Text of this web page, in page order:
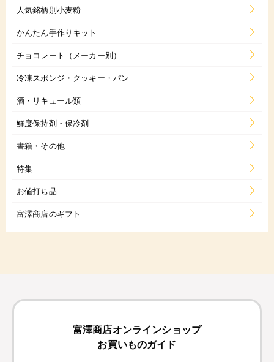
人気銘柄別小麦粉
かんたん手作りキット
チョコレート（メーカー別）
冷凍スポンジ・クッキー・パン
酒・リキュール類
鮮度保持剤・保冷剤
書籍・その他
特集
お値打ち品
富澤商店のギフト
富澤商店オンラインショップ
お買いものガイド